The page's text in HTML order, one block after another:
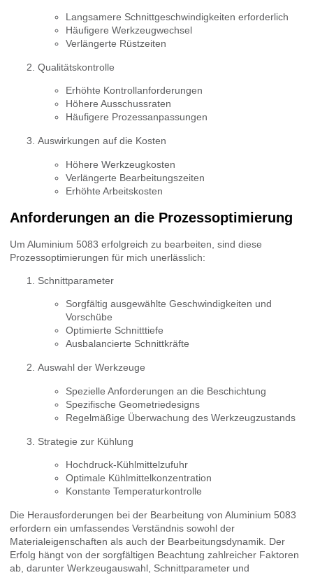
Langsamere Schnittgeschwindigkeiten erforderlich
Häufigere Werkzeugwechsel
Verlängerte Rüstzeiten
Qualitätskontrolle
Erhöhte Kontrollanforderungen
Höhere Ausschussraten
Häufigere Prozessanpassungen
Auswirkungen auf die Kosten
Höhere Werkzeugkosten
Verlängerte Bearbeitungszeiten
Erhöhte Arbeitskosten
Anforderungen an die Prozessoptimierung
Um Aluminium 5083 erfolgreich zu bearbeiten, sind diese
Prozessoptimierungen für mich unerlässlich:
Schnittparameter
Sorgfältig ausgewählte Geschwindigkeiten und
Vorschübe
Optimierte Schnitttiefe
Ausbalancierte Schnittkräfte
Auswahl der Werkzeuge
Spezielle Anforderungen an die Beschichtung
Spezifische Geometriedesigns
Regelmäßige Überwachung des Werkzeugzustands
Strategie zur Kühlung
Hochdruck-Kühlmittelzufuhr
Optimale Kühlmittelkonzentration
Konstante Temperaturkontrolle
Die Herausforderungen bei der Bearbeitung von Aluminium 5083
erfordern ein umfassendes Verständnis sowohl der
Materialeigenschaften als auch der Bearbeitungsdynamik. Der
Erfolg hängt von der sorgfältigen Beachtung zahlreicher Faktoren
ab, darunter Werkzeugauswahl, Schnittparameter und